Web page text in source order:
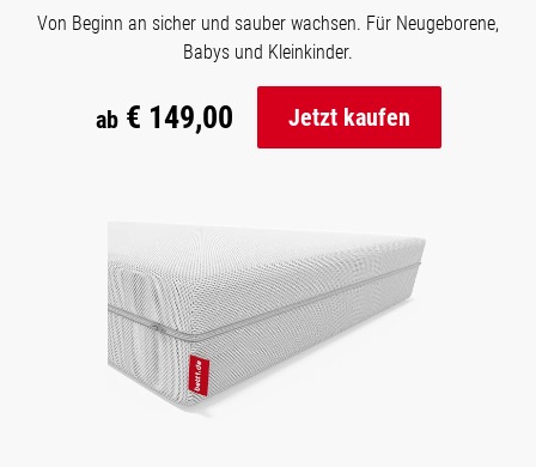
Von Beginn an sicher und sauber wachsen. Für Neugeborene,
Babys und Kleinkinder.
ab€ 149,00 Jetzt kaufen